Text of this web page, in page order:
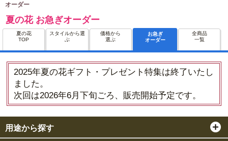
オーダー
夏の花 お急ぎオーダー
夏の花
TOP
スタイルから選
ぶ
価格から
選ぶ
お急ぎ
オーダー
全商品
一覧
2025年夏の花ギフト・プレゼント特集は終了いたし
ました。
次回は2026年6月下旬ごろ、販売開始予定です。
用途から探す